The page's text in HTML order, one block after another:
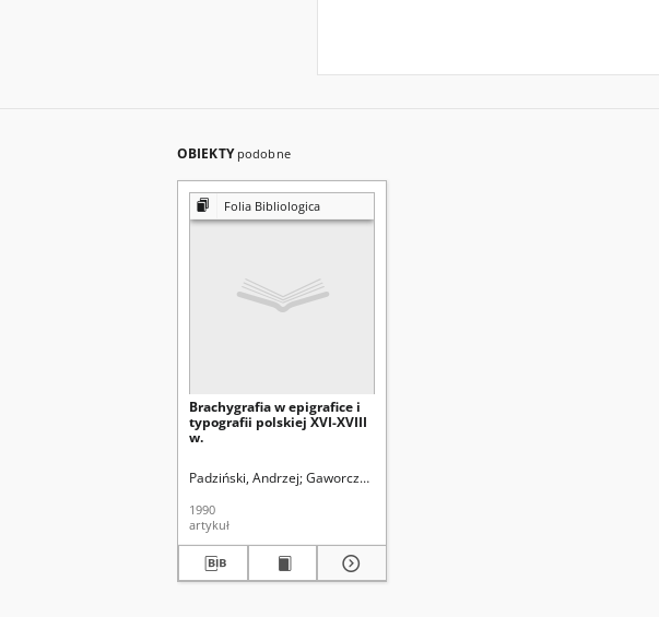
OBIEKTY podobne
Folia Bibliologica
Brachygrafia w epigrafice i
typografii polskiej XVI-XVIII
w.
Padziński, Andrzej Gaworczyk, Teresa. Red.
1990
artykuł